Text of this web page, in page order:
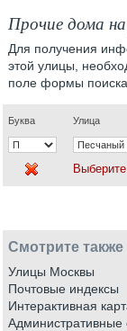
Прочие дома на
Для получения
этой улицы,
поле формы
Буква Улица
Смотрите также
Улицы Москвы
Почтовые индексы
Интерактивная
Административные